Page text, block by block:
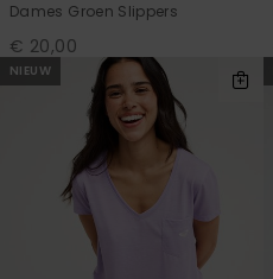
Dames Groen Slippers
€ 20,00
NIEUW